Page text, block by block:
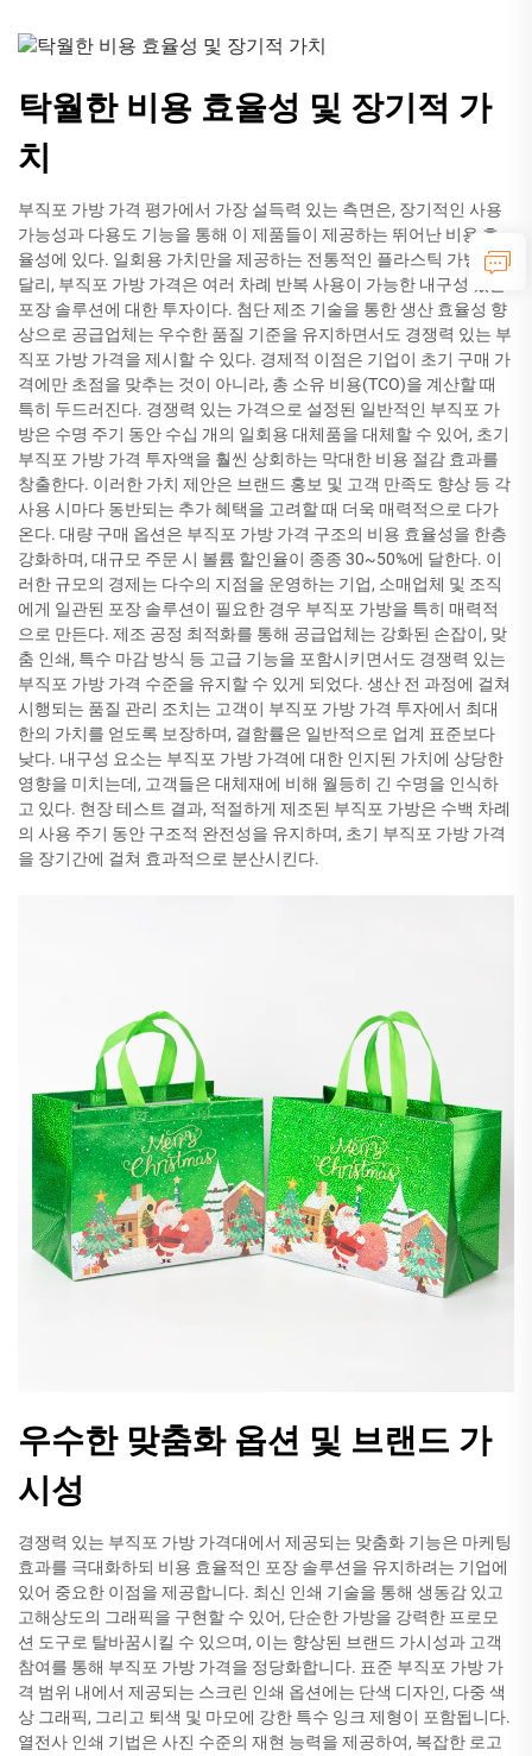
탁월한 비용 효율성 및 장기적 가
치
부직포 가방 가격 평가에서 가장 설득력 있는 측면은, 장기적인 사용
가능성과 다용도 기능을 통해 이 제품들이 제공하는 뛰어난 비용 효
율성에 있다. 일회용 가치만을 제공하는 전통적인 플라스틱 가방과
달리, 부직포 가방 가격은 여러 차례 반복 사용이 가능한 내구성 있는
포장 솔루션에 대한 투자이다. 첨단 제조 기술을 통한 생산 효율성 향
상으로 공급업체는 우수한 품질 기준을 유지하면서도 경쟁력 있는 부
직포 가방 가격을 제시할 수 있다. 경제적 이점은 기업이 초기 구매 가
격에만 초점을 맞추는 것이 아니라, 총 소유 비용(TCO)을 계산할 때
특히 두드러진다. 경쟁력 있는 가격으로 설정된 일반적인 부직포 가
방은 수명 주기 동안 수십 개의 일회용 대체품을 대체할 수 있어, 초기
부직포 가방 가격 투자액을 훨씬 상회하는 막대한 비용 절감 효과를
창출한다. 이러한 가치 제안은 브랜드 홍보 및 고객 만족도 향상 등 각
사용 시마다 동반되는 추가 혜택을 고려할 때 더욱 매력적으로 다가
온다. 대량 구매 옵션은 부직포 가방 가격 구조의 비용 효율성을 한층
강화하며, 대규모 주문 시 볼륨 할인율이 종종 30~50%에 달한다. 이
러한 규모의 경제는 다수의 지점을 운영하는 기업, 소매업체 및 조직
에게 일관된 포장 솔루션이 필요한 경우 부직포 가방을 특히 매력적
으로 만든다. 제조 공정 최적화를 통해 공급업체는 강화된 손잡이, 맞
춤 인쇄, 특수 마감 방식 등 고급 기능을 포함시키면서도 경쟁력 있는
부직포 가방 가격 수준을 유지할 수 있게 되었다. 생산 전 과정에 걸쳐
시행되는 품질 관리 조치는 고객이 부직포 가방 가격 투자에서 최대
한의 가치를 얻도록 보장하며, 결함률은 일반적으로 업계 표준보다
낮다. 내구성 요소는 부직포 가방 가격에 대한 인지된 가치에 상당한
영향을 미치는데, 고객들은 대체재에 비해 월등히 긴 수명을 인식하
고 있다. 현장 테스트 결과, 적절하게 제조된 부직포 가방은 수백 차례
의 사용 주기 동안 구조적 완전성을 유지하며, 초기 부직포 가방 가격
을 장기간에 걸쳐 효과적으로 분산시킨다.
우수한 맞춤화 옵션 및 브랜드 가
시성
경쟁력 있는 부직포 가방 가격대에서 제공되는 맞춤화 기능은 마케팅
효과를 극대화하되 비용 효율적인 포장 솔루션을 유지하려는 기업에
있어 중요한 이점을 제공합니다. 최신 인쇄 기술을 통해 생동감 있고
고해상도의 그래픽을 구현할 수 있어, 단순한 가방을 강력한 프로모
션 도구로 탈바꿈시킬 수 있으며, 이는 향상된 브랜드 가시성과 고객
참여를 통해 부직포 가방 가격을 정당화합니다. 표준 부직포 가방 가
격 범위 내에서 제공되는 스크린 인쇄 옵션에는 단색 디자인, 다중 색
상 그래픽, 그리고 퇴색 및 마모에 강한 특수 잉크 제형이 포함됩니다.
열전사 인쇄 기법은 사진 수준의 재현 능력을 제공하여, 복잡한 로고